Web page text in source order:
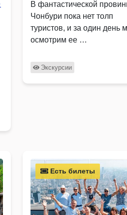
В фантастической
Чонбури пока нет толп
туристов, и за один день
осмотрим ее …
Экскурсии
Есть билеты